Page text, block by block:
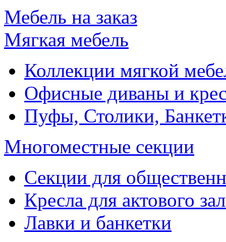
Мебель на заказ
Мягкая мебель
Коллекции мягкой
Офисные диваны и
Пуфы, Столики,
Многоместные секции
Секции для
Кресла для актового
Лавки и банкетки